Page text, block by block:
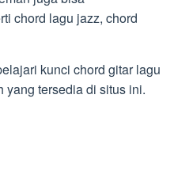
chord lagu jazz, chord
kunci chord gitar lagu
yang tersedia di situs ini.